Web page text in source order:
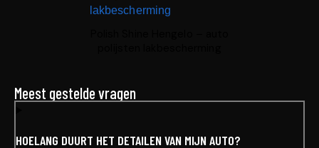
Meest gestelde vragen
HOELANG DUURT HET DETAILEN VAN MIJN AUTO?